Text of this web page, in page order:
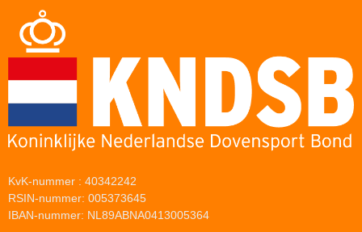
KvK-nummer : 40342242
RSIN-nummer: 005373645
IBAN-nummer: NL89ABNA0413005364